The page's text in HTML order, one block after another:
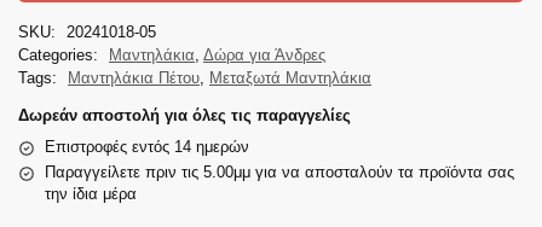
SKU:
20241018-05
Categories:
Μαντηλάκια, Δώρα για Άνδρες
Tags:
Μαντηλάκια Πέτου, Μεταξωτά Μαντηλάκια
Δωρεάν αποστολή για όλες τις παραγγελίες
Επιστροφές εντός 14 ημερών
Παραγγείλετε πριν τις 5.00μμ για να αποσταλούν τα προϊόντα σας
την ίδια μέρα